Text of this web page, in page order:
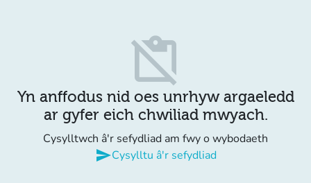
content_paste_off
Yn anffodus nid oes unrhyw argaeledd
ar gyfer eich chwiliad mwyach.
Cysylltwch â'r sefydliad am fwy o wybodaeth
sendCysylltu â'r sefydliad